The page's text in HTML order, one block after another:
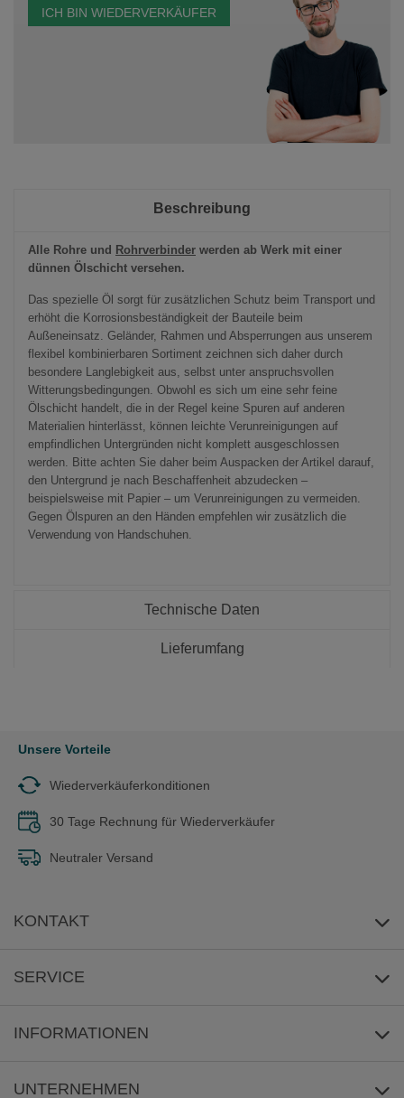
ICH BIN WIEDERVERKÄUFER
Beschreibung
Alle Rohre und Rohrverbinder werden ab Werk mit einer
dünnen Ölschicht versehen.
Das spezielle Öl sorgt für zusätzlichen Schutz beim Transport und
erhöht die Korrosionsbeständigkeit der Bauteile beim
Außeneinsatz. Geländer, Rahmen und Absperrungen aus unserem
flexibel kombinierbaren Sortiment zeichnen sich daher durch
besondere Langlebigkeit aus, selbst unter anspruchsvollen
Witterungsbedingungen. Obwohl es sich um eine sehr feine
Ölschicht handelt, die in der Regel keine Spuren auf anderen
Materialien hinterlässt, können leichte Verunreinigungen auf
empfindlichen Untergründen nicht komplett ausgeschlossen
werden. Bitte achten Sie daher beim Auspacken der Artikel darauf,
den Untergrund je nach Beschaffenheit abzudecken –
beispielsweise mit Papier – um Verunreinigungen zu vermeiden.
Gegen Ölspuren an den Händen empfehlen wir zusätzlich die
Verwendung von Handschuhen.
Technische Daten
Lieferumfang
Unsere Vorteile
Wiederverkäuferkonditionen
30 Tage Rechnung für Wiederverkäufer
Neutraler Versand
KONTAKT
SERVICE
INFORMATIONEN
UNTERNEHMEN